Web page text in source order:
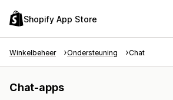
Shopify App Store
Winkelbeheer Ondersteuning Chat
Chat-apps